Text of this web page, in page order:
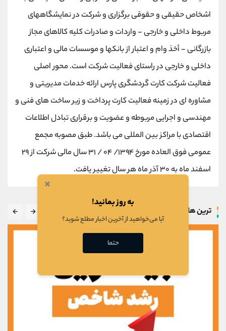
اشخاص حقیقی و حقوقی برگزاری و شرکت در نمایشگاههای
مربوط داخلی و خارجی - واردات و صادرات کلیه کالاهای مجاز
بازرگانی - أخذ وام و اعتبار از بانکها و موسسات مالی و اعتباری
داخلی و خارجی در راستای فعالیت شرکت است. محور اصلی
فعالیت شرکت کارت گردشگری پارس ارائه خدمات مدیریتی و
مشاوره ای در زمینه فعالیت کارت پرداخت و زیر ساخت های فنی و
مهندسی و اجرایی مربوطه و عضویت و برقراری تبادل اطلاعات
اقتصادی با مراکز بین المللی می باشد. طبق مصوبه مجمع
عمومی فوق العاده مورخ ۱۳۹۴/ ۰۴ / ۳۱ سال مالی شرکت از ۲۹
اسفند ماه به ۳۰ آذر ماه هر سال تغییر یافت.
ترین ها
×
به روز بمانید!
آیا می‌خواهید از آخرین اخبار مطلع شوید؟
حتما